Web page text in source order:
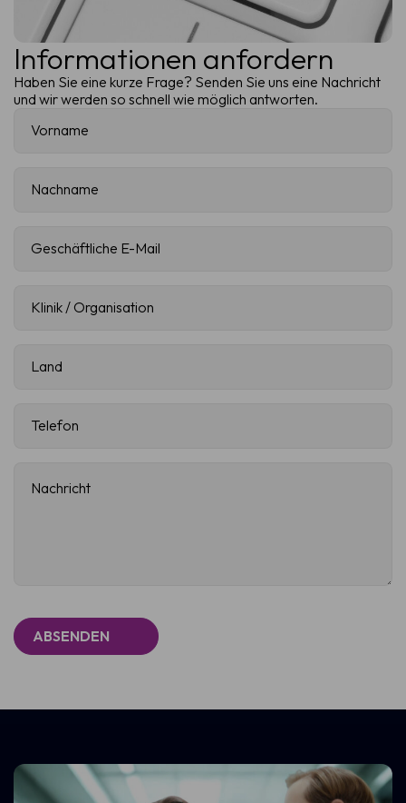
Informationen anfordern
Haben Sie eine kurze Frage? Senden Sie uns eine Nachricht
und wir werden so schnell wie möglich antworten.